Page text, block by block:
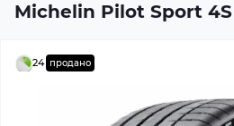
Michelin Pilot Sport 4S
24 продано